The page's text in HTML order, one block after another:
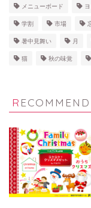
メニューボード
学割 市場
暑中見舞い 月
猫 秋の味覚
RECOMMEND